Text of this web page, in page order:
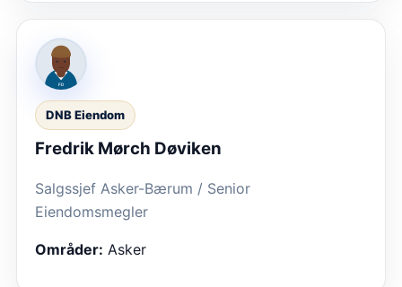
DNB Eiendom
Fredrik Mørch Døviken
Salgssjef Asker-Bærum / Senior
Eiendomsmegler
Områder: Asker